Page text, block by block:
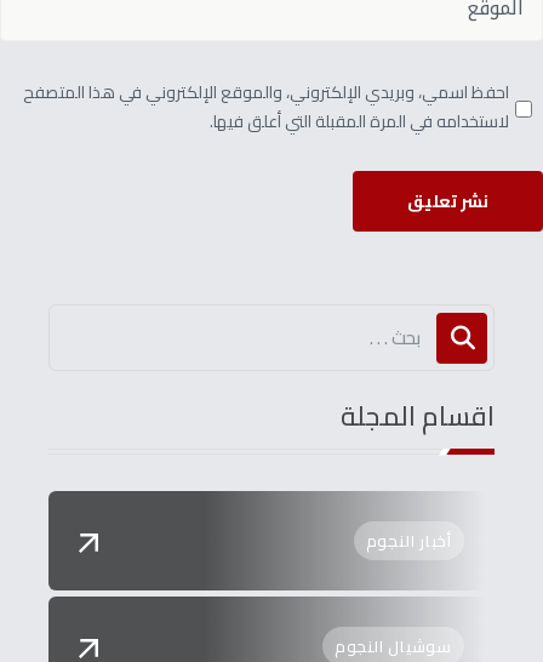
احفظ اسمي، وبريدي الإلكتروني، والموقع الإلكتروني في هذا المتصفح
لاستخدامه في المرة المقبلة التي أعلق فيها.
نشر تعليق
اقسام المجلة
أخبار النجوم
سوشيال النجوم